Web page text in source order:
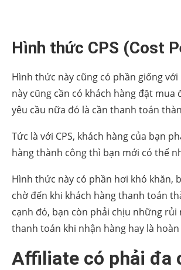
Hình thức CPS (Cost
Hình thức này cũng có phần giống với
này cũng cần có khách hàng đặt mua
yêu cầu nữa đó là cần thanh toán
Tức là với CPS, khách hàng của bạn
hàng thành công thì bạn mới có thể
Hình thức này có phần hơi khó khăn,
chờ đến khi khách hàng thanh toán
cạnh đó, bạn còn phải chịu những
thanh toán khi nhận hàng hay là hoàn
Affiliate có phải đa